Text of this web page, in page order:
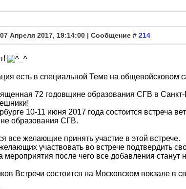
Апреля 2017, 19:14:00 | Сообщение # 214
есть в специальной Теме на общевойсковом
72 годовщине образования СГВ в Санкт-
10-11 июня 2017 года состоится встреча
образования СГВ.
все желающие принять участие в этой встрече.
участвовать во встрече подтвердить
мероприятия после чего все добавления станут
Встречи состоится на Московском вокзале в